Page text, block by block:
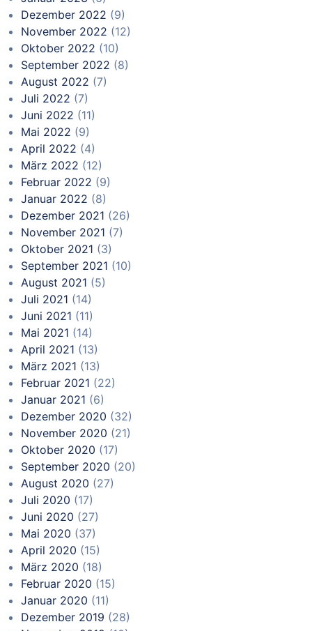
Dezember 2022 (9)
November 2022 (12)
Oktober 2022 (10)
September 2022 (8)
August 2022 (7)
Juli 2022 (7)
Juni 2022 (11)
Mai 2022 (9)
April 2022 (4)
März 2022 (12)
Februar 2022 (9)
Januar 2022 (8)
Dezember 2021 (26)
November 2021 (7)
Oktober 2021 (3)
September 2021 (10)
August 2021 (5)
Juli 2021 (14)
Juni 2021 (11)
Mai 2021 (14)
April 2021 (13)
März 2021 (13)
Februar 2021 (22)
Januar 2021 (6)
Dezember 2020 (32)
November 2020 (21)
Oktober 2020 (17)
September 2020 (20)
August 2020 (27)
Juli 2020 (17)
Juni 2020 (27)
Mai 2020 (37)
April 2020 (15)
März 2020 (18)
Februar 2020 (15)
Januar 2020 (11)
Dezember 2019 (28)